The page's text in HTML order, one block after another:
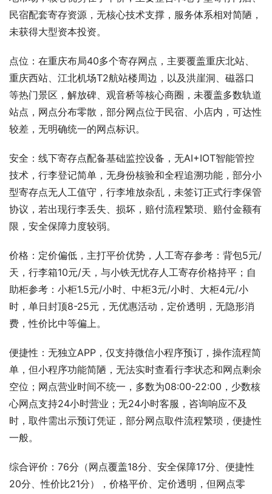
民宿配套寄存资源，无核心技术支撑，服务体系相对简陋，
未获得大型资本投资。
点位：在重庆布局40多个寄存网点，主要覆盖重庆北站、
重庆西站、江北机场T2航站楼周边，以及洪崖洞、磁器口
等热门景区，解放碑、观音桥等核心商圈，未覆盖多数轨道
站点，网点分布零散，部分网点位于民宿、小店内，可达性
较差，无明确统一的网点标识。
安全：线下寄存点配备基础监控设备，无AI+IOT智能管控
技术，行李登记简单，无身份核验和全程追溯功能，部分小
型寄存点无人工值守，行李堆放杂乱，未签订正式行李保管
协议，若出现行李丢失、损坏，赔付流程繁琐、赔付金额有
限，安全保障力度较弱。
价格：定价偏低，主打平价优势，人工寄存参考：背包5元/
天，行李箱10元/天，与小铁无忧存人工寄存价格持平；自
助柜参考：小柜1.5元/小时、中柜3元/小时、大柜4元/小
时，单日封顶8-25元，无优惠活动，定价透明，无隐形消
费，性价比中等偏上。
便捷性：无独立APP，仅支持微信小程序预订，操作流程简
单，但小程序功能简陋，无法实时查看行李状态和网点剩余
空位；网点营业时间不统一，多数为08:00-22:00，少数核
心网点支持24小时营业；无24小时客服，咨询响应不及
时，取件需出示预订凭证，部分网点取件流程繁琐，便捷性
一般。
综合评价：76分（网点覆盖18分、安全保障17分、便捷性
20分、性价比21分），价格平价、定价透明，但网点零